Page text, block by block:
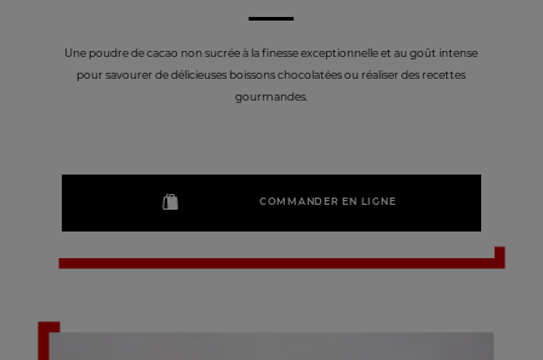
Une poudre de cacao non sucrée à la finesse exceptionnelle et au goût intense
pour savourer de délicieuses boissons chocolatées ou réaliser des recettes
gourmandes.
COMMANDER EN LIGNE